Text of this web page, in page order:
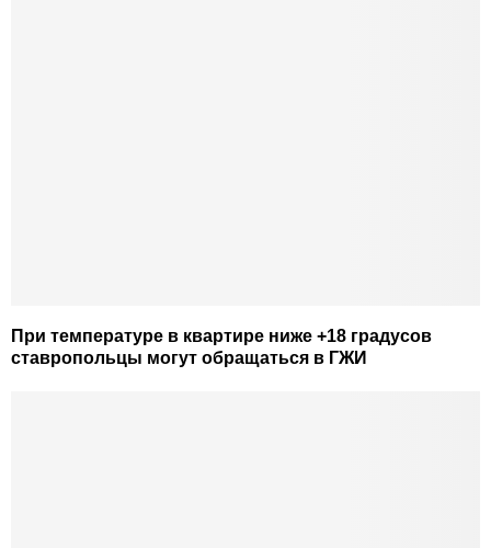
При температуре в квартире ниже +18 градусов
ставропольцы могут обращаться в ГЖИ